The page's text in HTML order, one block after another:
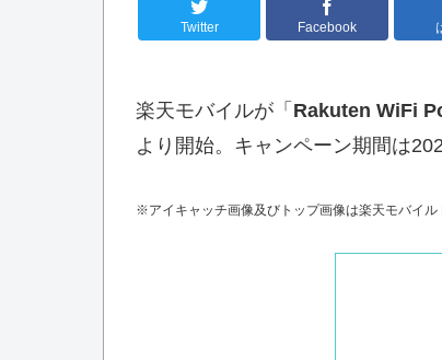
Twitter Facebook
楽天モバイルが「 Rakuten WiFi
より開始。キャンペーン期間は
※アイキャッチ画像及びトップ画像は楽天モバイル